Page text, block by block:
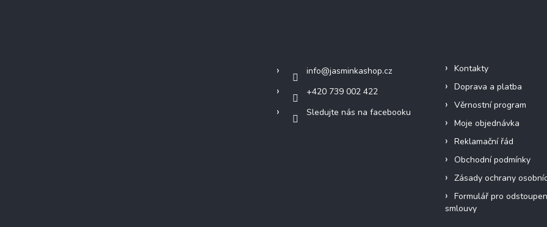
info@jasminkashop.cz
+420 739 002 422
Sledujte nás na facebooku
Kontakty
Doprava a platba
Věrnostní program
Moje objednávka
Reklamační řád
Obchodní podmínky
Zásady ochrany
Formulář pro
smlouvy